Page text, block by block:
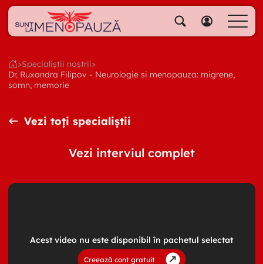
Specialiștii noștri
Soluții
Biblioteca video
Specialități
Contul meu
>Specialiștii noștrii>
Dr. Ruxandra Filipov - Neurologie si menopauza: migrene,
somn, memorie
Vezi toți specialiștii
Vezi interviul complet
Acest video nu este disponibil în pachetul selectat
Creează cont gratuit